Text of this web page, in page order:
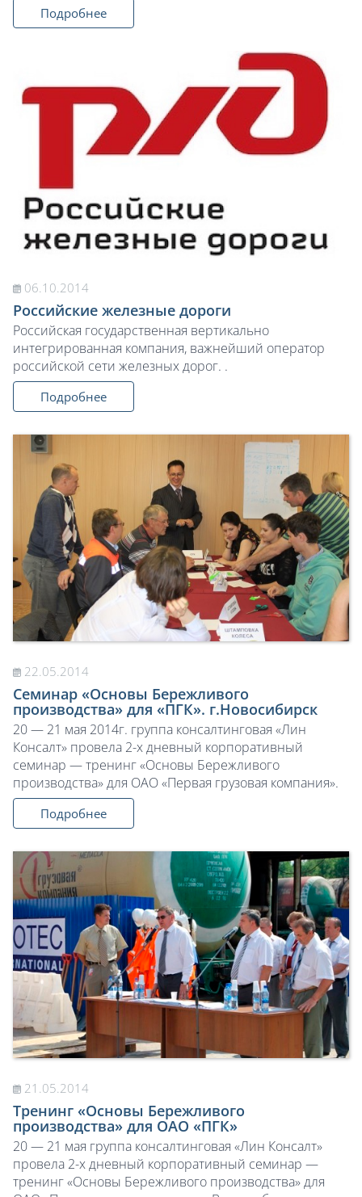
Подробнее
06.10.2014
Российские железные дороги
Российская государственная вертикально
интегрированная компания, важнейший оператор
российской сети железных дорог. .
Подробнее
22.05.2014
Семинар «Основы Бережливого
производства» для «ПГК». г.Новосибирск
20 — 21 мая 2014г. группа консалтинговая «Лин
Консалт» провела 2-х дневный корпоративный
семинар — тренинг «Основы Бережливого
производства» для ОАО «Первая грузовая компания».
Подробнее
21.05.2014
Тренинг «Основы Бережливого
производства» для ОАО «ПГК»
20 — 21 мая группа консалтинговая «Лин Консалт»
провела 2-х дневный корпоративный семинар —
тренинг «Основы Бережливого производства» для